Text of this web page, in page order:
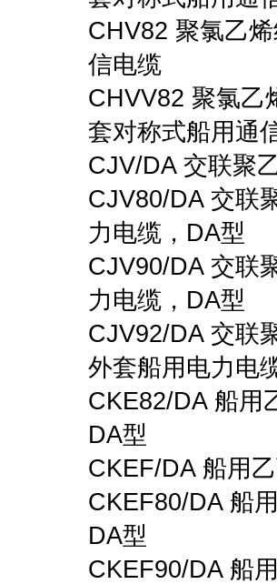
CHV82 聚氯乙
信电缆
CHVV82 聚氯乙
套对称式船用通
CJV/DA 交联聚
CJV80/DA 交联
力电缆，DA型
CJV90/DA 交联
力电缆，DA型
CJV92/DA 交联
外套船用电力电
CKE82/DA 船用
DA型
CKEF/DA 船用
CKEF80/DA 船
DA型
CKEF90/DA 船